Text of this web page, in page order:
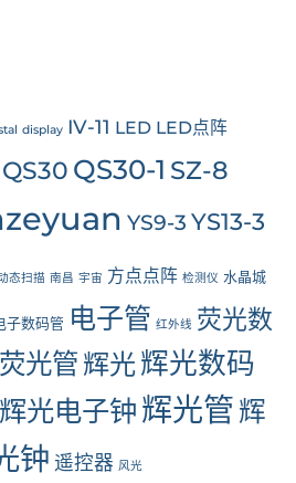
display IV-11 LED LED点阵
QS30 QS30-1 SZ-8
YS9-3 YS13-3
态扫描 南昌 宇宙 方点点阵 检测仪 水晶城
子数码管 电子管 红外线 荧光数
荧光管 辉光辉光数码
辉光电子钟辉光管 辉
钟 遥控器 风光